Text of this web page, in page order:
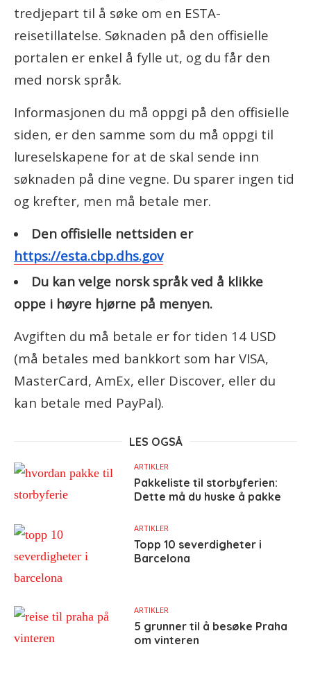
tredjepart til å søke om en ESTA-
reisetillatelse. Søknaden på den offisielle
portalen er enkel å fylle ut, og du får den
med norsk språk.
Informasjonen du må oppgi på den offisielle
siden, er den samme som du må oppgi til
lureselskapene for at de skal sende inn
søknaden på dine vegne. Du sparer ingen tid
og krefter, men må betale mer.
Den offisielle nettsiden er
https://esta.cbp.dhs.gov
Du kan velge norsk språk ved å klikke
oppe i høyre hjørne på menyen.
Avgiften du må betale er for tiden 14 USD
(må betales med bankkort som har VISA,
MasterCard, AmEx, eller Discover, eller du
kan betale med PayPal).
LES OGSÅ
ARTIKLER
Pakkeliste til storbyferien:
Dette må du huske å pakke
ARTIKLER
Topp 10 severdigheter i
Barcelona
ARTIKLER
5 grunner til å besøke Praha
om vinteren